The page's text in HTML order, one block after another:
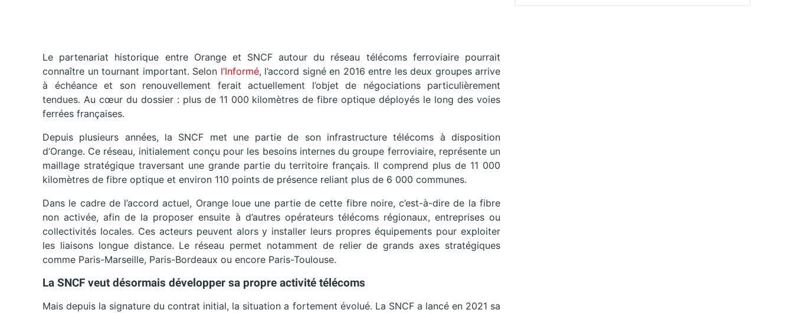
Le partenariat historique entre Orange et SNCF autour du réseau télécoms ferroviaire pourrait
connaître un tournant important. Selon l’Informé, l’accord signé en 2016 entre les deux groupes arrive
à échéance et son renouvellement ferait actuellement l’objet de négociations particulièrement
tendues. Au cœur du dossier : plus de 11 000 kilomètres de fibre optique déployés le long des voies
ferrées françaises.
Depuis plusieurs années, la SNCF met une partie de son infrastructure télécoms à disposition
d’Orange. Ce réseau, initialement conçu pour les besoins internes du groupe ferroviaire, représente un
maillage stratégique traversant une grande partie du territoire français. Il comprend plus de 11 000
kilomètres de fibre optique et environ 110 points de présence reliant plus de 6 000 communes.
Dans le cadre de l’accord actuel, Orange loue une partie de cette fibre noire, c’est-à-dire de la fibre
non activée, afin de la proposer ensuite à d’autres opérateurs télécoms régionaux, entreprises ou
collectivités locales. Ces acteurs peuvent alors y installer leurs propres équipements pour exploiter
les liaisons longue distance. Le réseau permet notamment de relier de grands axes stratégiques
comme Paris-Marseille, Paris-Bordeaux ou encore Paris-Toulouse.
La SNCF veut désormais développer sa propre activité télécoms
Mais depuis la signature du contrat initial, la situation a fortement évolué. La SNCF a lancé en 2021 sa